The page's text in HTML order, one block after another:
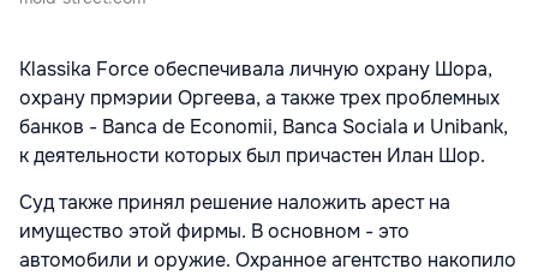
Klassika Force обеспечивала личную охрану Шора,
охрану прмэрии Оргеева, а также трех проблемных
банков - Banca de Economii, Banca Sociala и Unibank,
к деятельности которых был причастен Илан Шор.
Суд также принял решение наложить арест на
имущество этой фирмы. В основном - это
автомобили и оружие. Охранное агентство накопило